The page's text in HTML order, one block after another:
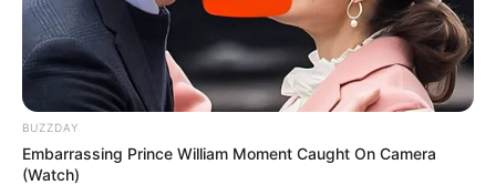
BUZZDAY
Embarrassing Prince William Moment Caught On Camera
(Watch)